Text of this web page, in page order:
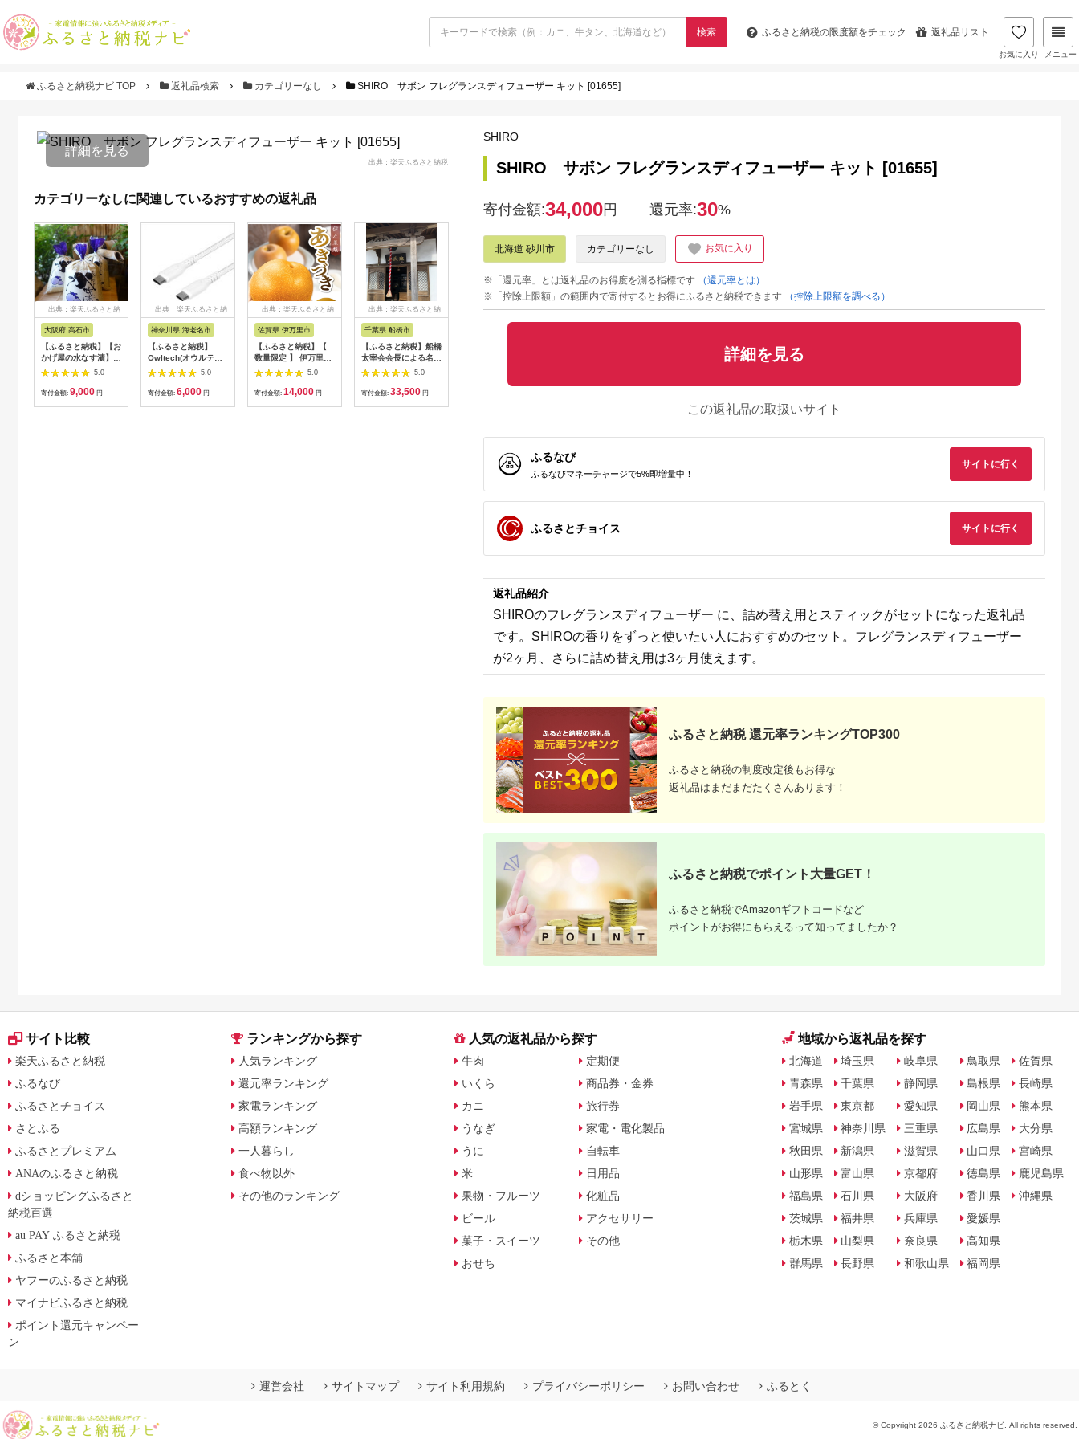
検索 ふるさと納税の限度額をチェック 返礼品リスト
お気に入り メニュー
ふるさと納税ナビ TOP 返礼品検索 カテゴリーなし SHIRO サボン フレグランスディフューザー キット [01655]
詳細を見る
出典：楽天ふるさと納税
カテゴリーなしに関連しているおすすめの返礼品
出典：楽天ふるさと納
大阪府 高石市
【ふるさと納税】【お
かげ屋の水なす漬】旬
の野菜にこだわる八百
屋が特製のぬかで作っ
たお漬物 6個入【配
5.0
寄付金額: 9,000 円
出典：楽天ふるさと納
神奈川県 海老名市
【ふるさと納税】
Owltech(オウルテッ
ク) 断線に強く柔らか
い USB タイプC to C
ケーブル 0.5m ホワイ
5.0
寄付金額: 6,000 円
出典：楽天ふるさと納
佐賀県 伊万里市
【ふるさと納税】【
数量限定 】 伊万里梨
あきづき 2.5kg 113-
5.0
寄付金額: 14,000 円
出典：楽天ふるさと納
千葉県 船橋市
【ふるさと納税】船橋
太宰会会長による名所
散策＋魚介料理屋「た
いこばし」お食事券セ
ット（2名様分）
5.0
寄付金額: 33,500 円
出典：楽天ふるさと納
税
ブ パターゴルフ 右用
出典：楽天ふるさと納
税
ーカー 靴下 ゴルフ用
出典：ANAのふるさと
納税
【 リッチなオリジナ
ルりんごバター 】 り
可 ふるさと振興公社
リッチな バター ジャ
[1050]
出典：楽天ふるさと納
税
【ふるさと納税】勝浦
タンタンメン 生麺セ
以内に出荷予定(土日
祝除く)》千葉県 勝浦
地域あり】
出典：ふるなび
出典：楽天ふるさと
24個入り DUNLOP
SRIXON 飛距離 直進
性 ソフトフィール 打
感 スピン系 低打出し
高スピン プレゼント
[2231]
SHIRO
SHIRO サボン フレグランスディフューザー キット [01655]
寄付金額:34,000円 還元率:30%
北海道 砂川市 カテゴリーなし お気に入り
※「還元率」とは返礼品のお得度を測る指標です
（還元率とは）
※「控除上限額」の範囲内で寄付するとお得にふるさと納税できます
（控除上限額を調べる）
詳細を見る
この返礼品の取扱いサイト
ふるなび
ふるなびマネーチャージで5%即増量中！
サイトに行く
ふるさとチョイス サイトに行く
返礼品紹介
SHIROのフレグランスディフューザー に、詰め替え用とスティックがセットになった返礼品
です。SHIROの香りをずっと使いたい人におすすめのセット。フレグランスディフューザー
が2ヶ月、さらに詰め替え用は3ヶ月使えます。
ふるさと納税 還元率ランキングTOP300
ふるさと納税の制度改定後もお得な
返礼品はまだまだたくさんあります！
ふるさと納税でポイント大量GET！
ふるさと納税でAmazonギフトコードなど
ポイントがお得にもらえるって知ってましたか？
サイト比較
楽天ふるさと納税
ふるなび
ふるさとチョイス
さとふる
ふるさとプレミアム
ANAのふるさと納税
dショッピングふるさと
納税百選
au PAY ふるさと納税
ふるさと本舗
ヤフーのふるさと納税
マイナビふるさと納税
ポイント還元キャンペー
ン
ランキングから探す
人気ランキング
還元率ランキング
家電ランキング
高額ランキング
一人暮らし
食べ物以外
その他のランキング
人気の返礼品から探す
牛肉
いくら
カニ
うなぎ
うに
米
果物・フルーツ
ビール
菓子・スイーツ
おせち
定期便
商品券・金券
旅行券
家電・電化製品
自転車
日用品
化粧品
アクセサリー
その他
地域から返礼品を探す
北海道
青森県
岩手県
宮城県
秋田県
山形県
福島県
茨城県
栃木県
群馬県
埼玉県
千葉県
東京都
神奈川県
新潟県
富山県
石川県
福井県
山梨県
長野県
岐阜県
静岡県
愛知県
三重県
滋賀県
京都府
大阪府
兵庫県
奈良県
和歌山県
鳥取県
島根県
岡山県
広島県
山口県
徳島県
香川県
愛媛県
高知県
福岡県
佐賀県
長崎県
熊本県
大分県
宮崎県
鹿児島県
沖縄県
運営会社 サイトマップ サイト利用規約 プライバシーポリシー お問い合わせ ふるとく
© Copyright 2026 ふるさと納税ナビ. All rights reserved.